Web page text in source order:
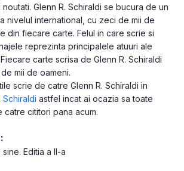
Glenn R. Schiraldi se bucura de un
nivelul international, cu zeci de mii de
din fiecare carte. Felul in care scrie si
reprezinta principalele atuuri ale
carte scrisa de Glenn R. Schiraldi
mii de oameni.
scrie de catre Glenn R. Schiraldi in
Schiraldi astfel incat ai ocazia sa toate
cititori pana acum.
Editia a II-a